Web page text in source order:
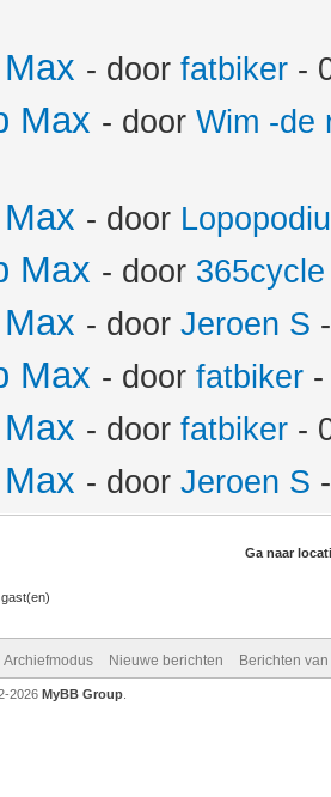
- door fatbiker -
Max - door Wim -de
- door
Max - door 365cycle
- door Jeroen S
Max - door fatbiker
- door fatbiker -
- door Jeroen S
Ga naar
Archiefmodus Nieuwe berichten Berichten
2026 MyBB Group